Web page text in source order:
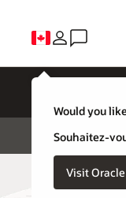
Would you
Souhaitez-
Visit